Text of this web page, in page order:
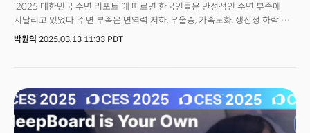
‘2025 대한민국 수면 리포트’에 따르면 한국인들은 만성적인 수면 부족에
시달리고 있었다. 수면 부족은 면역력 저하, 우울증, 가속노화, 생산성 하락 등
다양한 문제를 낳는다. 에이슬립은 매년 3월 둘째 주 금요일 ‘세계 수면의 날
방대한 수면 데이터(누적 298만8519일, 1607만8711시간)를 토대로
작성됐다.대한민국의 수면 패턴의 특징과 문제점을 분석해 수면 개선에
기여하고자 하는 목표로 이번 리포트를 발표했다는 게 에이슬립 측 설명이다.
박원익 2025.03.13 11:33 PDT